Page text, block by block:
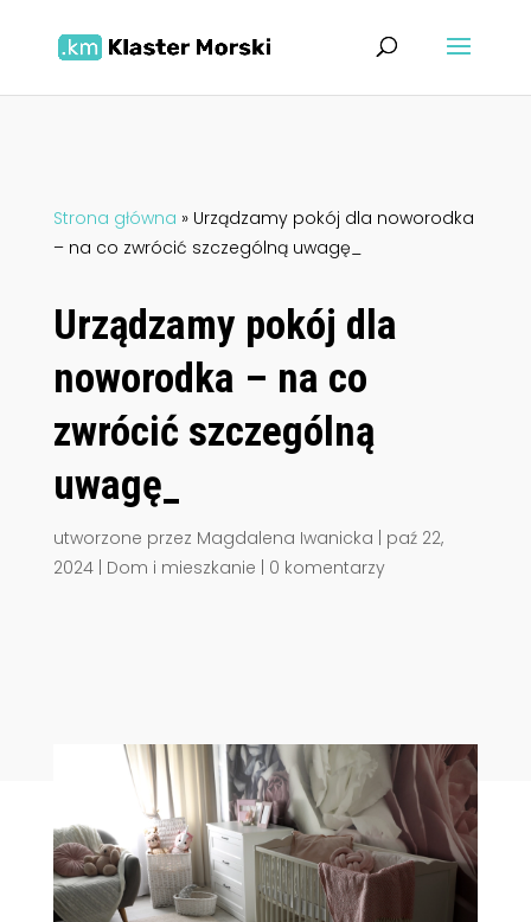
Strona główna » Urządzamy pokój dla noworodka
– na co zwrócić szczególną uwagę_
Urządzamy pokój dla
noworodka – na co
zwrócić szczególną
uwagę_
utworzone przez Magdalena Iwanicka
paź 22,
2024| Dom i mieszkanie 0 komentarzy